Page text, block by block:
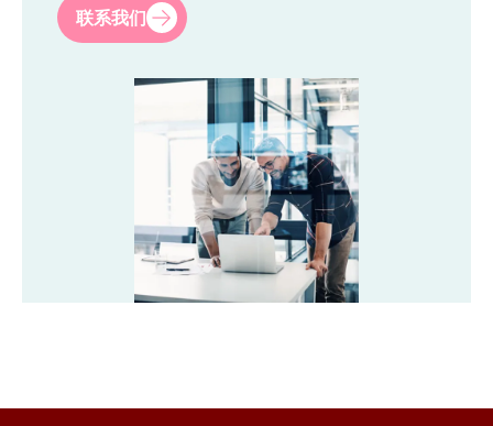
名*
联系我们